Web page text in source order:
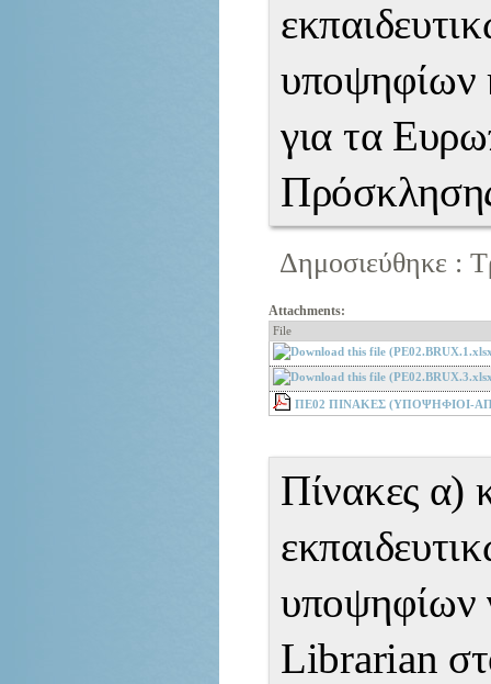
υποψηφίων
για τα
Δημοσιεύθηκε :
Attachments:
File
ΠΕ02 ΠΙΝΑΚΕΣ (ΥΠΟΨΗΦΙΟΙ-
Πίνακες α)
υποψηφίων
Librarian